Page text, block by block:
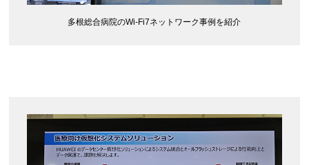
多根総合病院のWi-Fi7ネットワーク事例を紹介